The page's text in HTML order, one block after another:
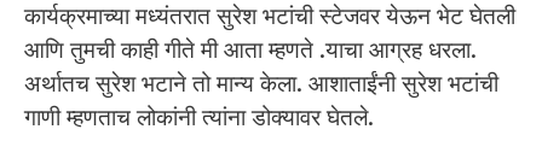
कार्यक्रमाच्या मध्यंतरात सुरेश भटांची स्टेजवर येऊन भेट घेतली
आणि तुमची काही गीते मी आता म्हणते .याचा आग्रह धरला.
अर्थातच सुरेश भटाने तो मान्य केला. आशाताईंनी सुरेश भटांची
गाणी म्हणताच लोकांनी त्यांना डोक्यावर घेतले.